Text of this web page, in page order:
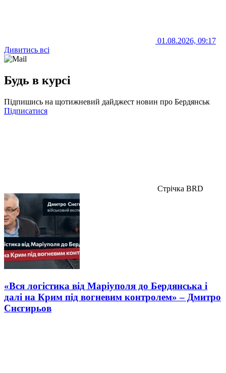
01.08.2026, 09:17
Дивитись всі
Будь в курсі
Підпишись на щотижневий дайджест новин про Бердянськ
Підписатися
Стрічка BRD
«Вся логістика від Маріуполя до Бердянська і
далі на Крим під вогневим контролем» – Дмитро
Снєгирьов